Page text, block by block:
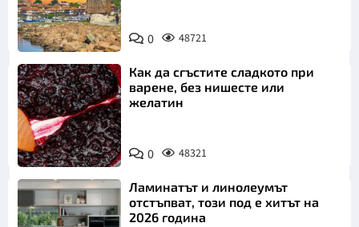
0 48721
Как да сгъстите сладкото при
варене, без нишесте или
желатин
0 48321
Ламинатът и линолеумът
отстъпват, този под е хитът на
2026 година